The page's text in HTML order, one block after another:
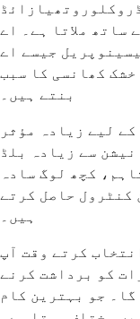
ساتھ ملاتا ہے۔ اے
جیسے اے
کھانسی کا سبب
بنتے ہیں۔
لیے زیادہ مؤثر
سے زیادہ بلڈ
کچھ لوگ سادہ
کنٹرول حاصل کرتے
ہیں۔
کرتے وقت آپ
کو برداشت کرنے
جو بہترین کام